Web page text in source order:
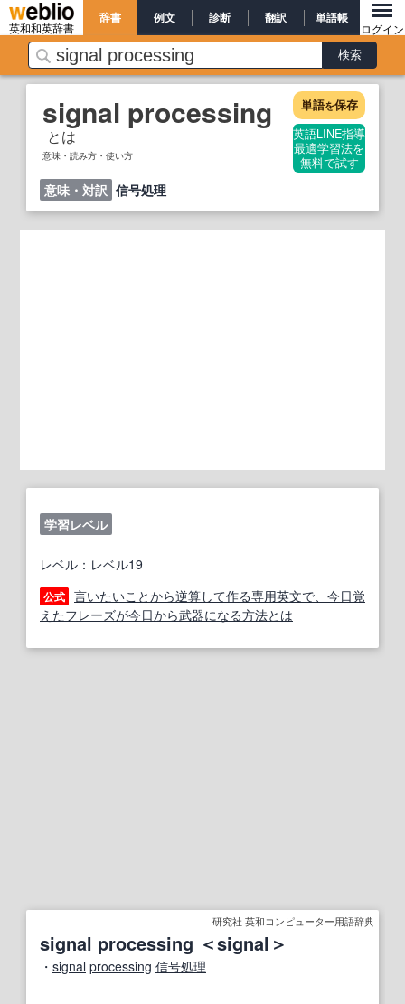
英和和英辞書
辞書 例文 診断 翻訳 単語帳
ログイン
signal processing
とは
意味・読み方・使い方
単語を保存
英語LINE指導
最適学習法を
無料で試す
意味・対訳 信号処理
学習レベル
レベル：レベル19
公式 言いたいことから逆算して作る専用英文で、今日覚
えたフレーズが今日から武器になる方法とは
研究社 英和コンピューター用語辞典
signal processing ＜signal＞
・ signal processing 信号処理